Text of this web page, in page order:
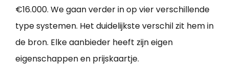
€16.000. We gaan verder in op vier verschillende
type systemen. Het duidelijkste verschil zit hem in
de bron. Elke aanbieder heeft zijn eigen
eigenschappen en prijskaartje.